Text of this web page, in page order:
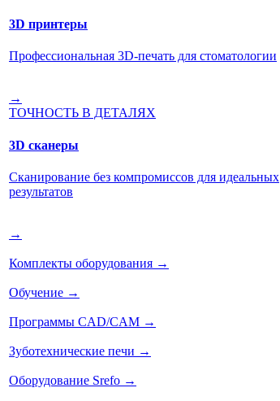
3D принтеры
Профессиональная 3D-печать для стоматологии
→
ТОЧНОСТЬ В ДЕТАЛЯХ
3D сканеры
Сканирование без компромиссов для идеальных
результатов
→
Комплекты оборудования →
Обучение →
Программы CAD/CAM →
Зуботехнические печи →
Оборудование Srefo →